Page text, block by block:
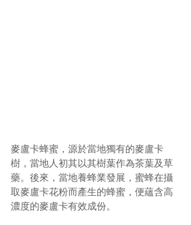
麥盧卡蜂蜜，源於當地獨有的麥盧卡
樹，當地人初其以其樹葉作為茶葉及草
藥。後來，當地養蜂業發展，蜜蜂在攝
取麥盧卡花粉而產生的蜂蜜，便蘊含高
濃度的麥盧卡有效成份。